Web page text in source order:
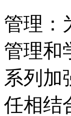
管理：
管理和
系列加
任相结